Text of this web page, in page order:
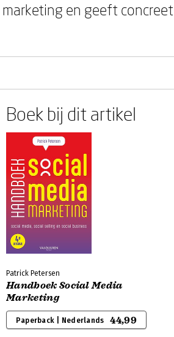
en geeft concreet
Boek bij dit artikel
Patrick Petersen
Handboek Social Media
Marketing
Paperback | Nederlands 44,99